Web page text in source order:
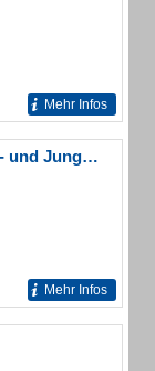
Mehr Infos
Schuster Automobile EU- und Jungwagen
Mehr Infos